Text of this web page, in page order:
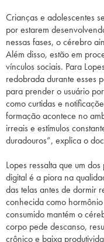
Crianças e adolescentes
por estarem
nessas fases, o cérebro
Além disso, estão em
vínculos sociais. Para
redobrada durante esses
para prender o usuário
como curtidas e
formação acontece no
irreais e estímulos
duradouros”, explica o
Lopes ressalta que um
digital é a piora na
das telas antes de dormir
conhecida como
consumido mantém o
corpo pede descanso,
crônico e baixa